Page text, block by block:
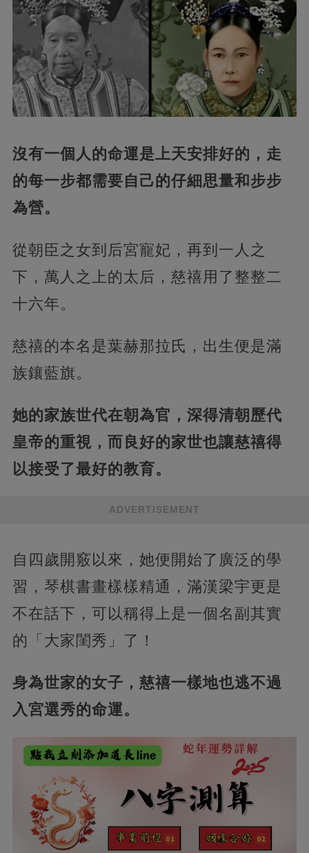
沒有一個人的命運是上天安排好的，走
的每一步都需要自己的仔細思量和步步
為營。
從朝臣之女到后宮寵妃，再到一人之
下，萬人之上的太后，慈禧用了整整二
十六年。
慈禧的本名是葉赫那拉氏，出生便是滿
族鑲藍旗。
她的家族世代在朝為官，深得清朝歷代
皇帝的重視，而良好的家世也讓慈禧得
以接受了最好的教育。
ADVERTISEMENT
自四歲開竅以來，她便開始了廣泛的學
習，琴棋書畫樣樣精通，滿漢梁宇更是
不在話下，可以稱得上是一個名副其實
的「大家閨秀」了！
身為世家的女子，慈禧一樣地也逃不過
入宮選秀的命運。